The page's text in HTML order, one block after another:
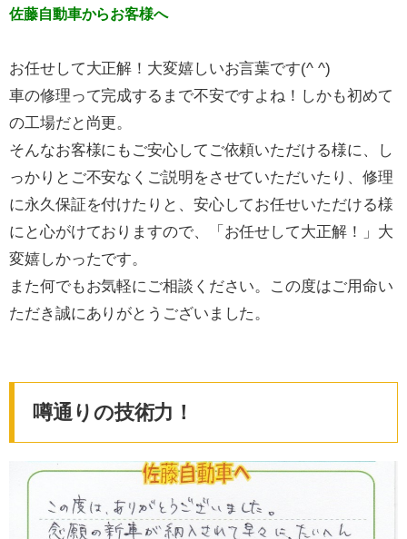
佐藤自動車からお客様へ
お任せして大正解！大変嬉しいお言葉です(^ ^)
車の修理って完成するまで不安ですよね！しかも初めて
の工場だと尚更。
そんなお客様にもご安心してご依頼いただける様に、し
っかりとご不安なくご説明をさせていただいたり、修理
に永久保証を付けたりと、安心してお任せいただける様
にと心がけておりますので、「お任せして大正解！」大
変嬉しかったです。
また何でもお気軽にご相談ください。この度はご用命い
ただき誠にありがとうございました。
噂通りの技術力！